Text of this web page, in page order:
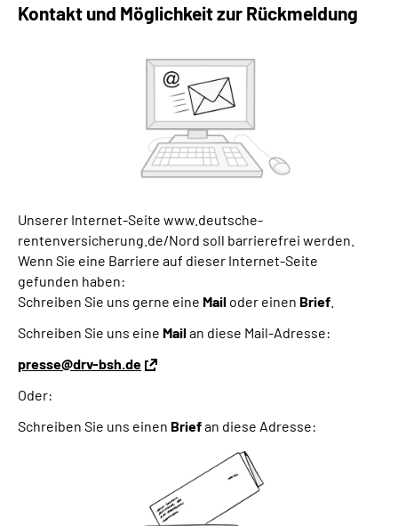
Kontakt und Möglichkeit zur Rückmeldung
Unserer Internet-Seite www.deutsche-
rentenversicherung.de/Nord soll barrierefrei werden.
Wenn Sie eine Barriere auf dieser Internet-Seite
gefunden haben:
Schreiben Sie uns gerne eine Mail oder einen Brief
Schreiben Sie uns eine Mailan diese Mail-Adresse:
presse@drv-bsh.de
Oder:
Schreiben Sie uns einen Briefan diese Adresse: